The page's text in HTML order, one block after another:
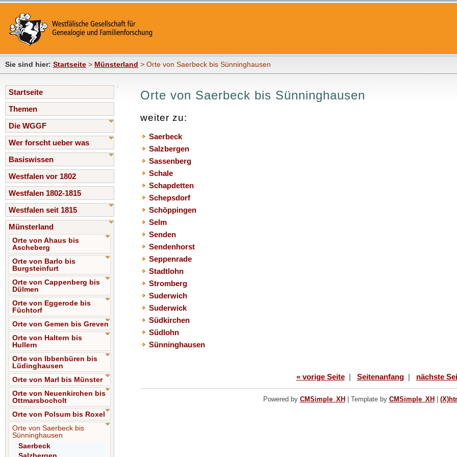
Sie sind hier: Startseite > Münsterland > Orte von Saerbeck bis Sünninghausen
Startseite
Themen
Die WGGF
Wer forscht ueber was
Basiswissen
Westfalen vor 1802
Westfalen 1802-1815
Westfalen seit 1815
Münsterland
Orte von Ahaus bis
Ascheberg
Orte von Barlo bis
Burgsteinfurt
Orte von Cappenberg bis
Dülmen
Orte von Eggerode bis
Füchtorf
Orte von Gemen bis Greven
Orte von Haltern bis
Hullern
Orte von Ibbenbüren bis
Lüdinghausen
Orte von Marl bis Münster
Orte von Neuenkirchen bis
Ottmarsbocholt
Orte von Polsum bis Roxel
Orte von Saerbeck bis
Sünninghausen
Saerbeck
Orte von Saerbeck bis Sünninghausen
weiter zu:
Saerbeck
Salzbergen
Sassenberg
Schale
Schapdetten
Schepsdorf
Schöppingen
Selm
Senden
Sendenhorst
Seppenrade
Stadtlohn
Stromberg
Suderwich
Suderwick
Südkirchen
Südlohn
Sünninghausen
« vorige Seite| Seitenanfang| nächste
Powered by CMSimple_XH Template by CMSimple_XH